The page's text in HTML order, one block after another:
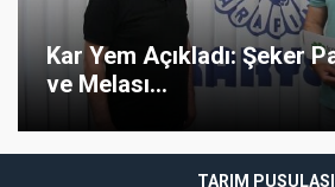
Kar Yem Açıkladı: Şeker
ve Melası...
TARIM PUSULASI